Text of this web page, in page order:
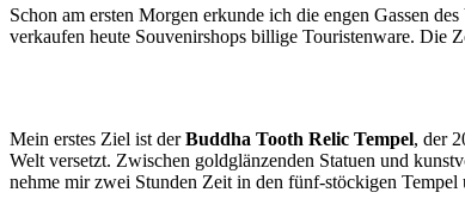
Schon am ersten Morgen erkunde ich die engen Gassen
verkaufen heute Souvenirshops billige Touristenware. Die
Mein erstes Ziel ist der Buddha Tooth Relic Tempel, der
Welt versetzt. Zwischen goldglänzenden Statuen und
nehme mir zwei Stunden Zeit in den fünf-stöckigen